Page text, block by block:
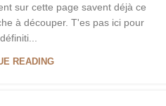
sur cette page savent déjà ce
à découper. T'es pas ici pour
READING